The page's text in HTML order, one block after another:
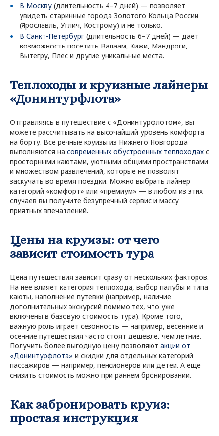
В Москву (длительность 4–7 дней) — позволяет
увидеть старинные города Золотого Кольца России
(Ярославль, Углич, Кострому) и не только.
В Санкт-Петербург (длительность 6–7 дней) — дает
возможность посетить Валаам, Кижи, Мандроги,
Вытегру, Плес и другие уникальные места.
Теплоходы и круизные лайнеры
«Донинтурфлота»
Отправляясь в путешествие с «Донинтурфлотом», вы
можете рассчитывать на высочайший уровень комфорта
на борту. Все речные круизы из Нижнего Новгорода
выполняются на современных обустроенных теплоходах с
просторными каютами, уютными общими пространствами
и множеством развлечений, которые не позволят
заскучать во время поездки. Можно выбрать лайнер
категорий «комфорт» или «премиум» — в любом из этих
случаев вы получите безупречный сервис и массу
приятных впечатлений.
Цены на круизы: от чего
зависит стоимость тура
Цена путешествия зависит сразу от нескольких факторов.
На нее влияет категория теплохода, выбор палубы и типа
каюты, наполнение путевки (например, наличие
дополнительных экскурсий помимо тех, что уже
включены в базовую стоимость тура). Кроме того,
важную роль играет сезонность — например, весенние и
осенние путешествия часто стоят дешевле, чем летние.
Получить более выгодную цену позволяют акции от
«Донинтурфлота» и скидки для отдельных категорий
пассажиров — например, пенсионеров или детей. А еще
снизить стоимость можно при раннем бронировании.
Как забронировать круиз:
простая инструкция